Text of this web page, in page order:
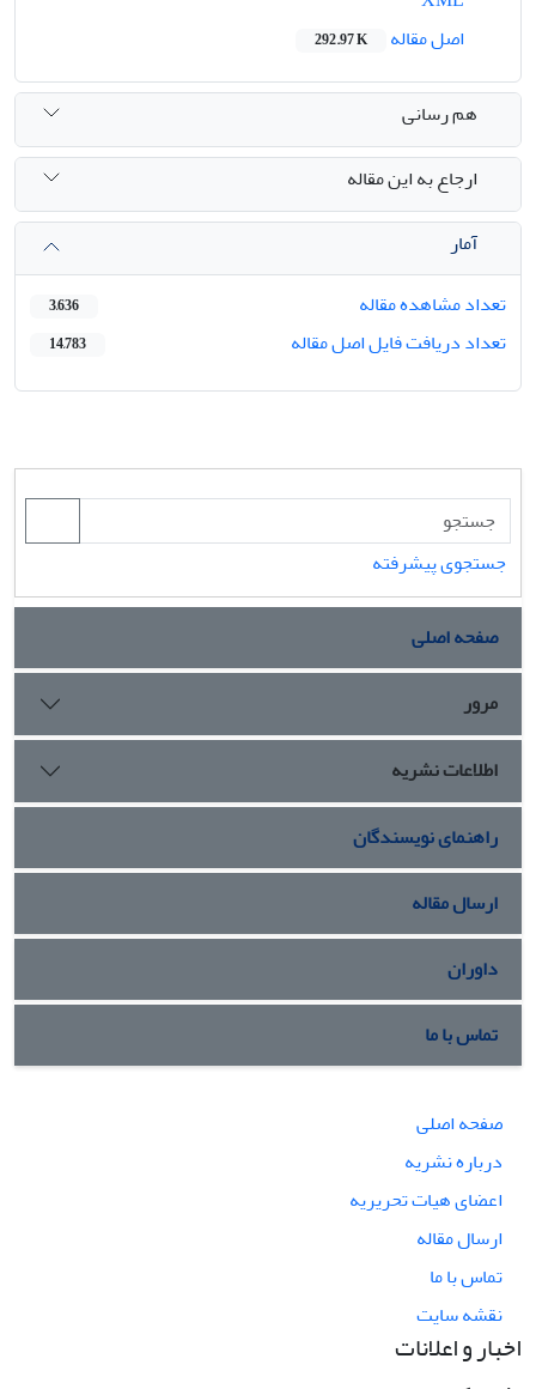
اصل مقاله
292.97 K
هم رسانی
ارجاع به این مقاله
آمار
تعداد مشاهده مقاله
3,636
تعداد دریافت فایل اصل مقاله 14,783
جستجوی پیشرفته
صفحه اصلی
مرور
اطلاعات نشریه
راهنمای نویسندگان
ارسال مقاله
داوران
تماس با ما
صفحه اصلی
درباره نشریه
اعضای هیات تحریریه
ارسال مقاله
تماس با ما
نقشه سایت
اخبار و اعلانات